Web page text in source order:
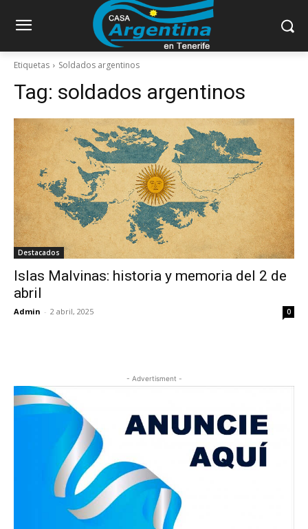
Etiquetas Soldados argentinos
Tag: soldados argentinos
Destacados
Islas Malvinas: historia y memoria del 2 de
abril
Admin - 2 abril, 2025 0
- Advertisment -